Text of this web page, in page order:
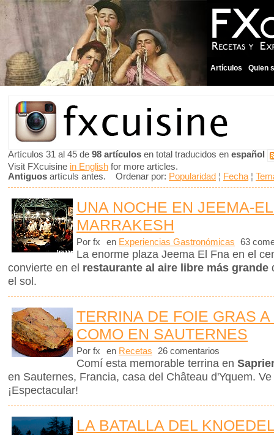
Artículos Quien
Artículos 31 al 45 de 98 artículos en total traducidos en español
Visit FXcuisine in English for more articles.
Antiguos artículs antes. Ordenar por: Popularidad ¦ Fecha ¦
UNA NOCHE EN JEEMA-
MARRAKESH
Por fx en Experiencias Gastronómicas 63
La enorme plaza Jeema El Fna en el
convierte en el restaurante al aire libre más grande
el sol.
TERRINA DE FOIE GRAS
COMO EN SAUTERNES
Por fx en Recetas 26 comentarios
Comí esta memorable terrina en
en Sauternes, Francia, casa del Château d'Yquem.
¡Espectacular!
LA BATALLA DEL